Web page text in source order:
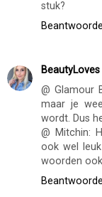
heel leuk
interessant
stuk?
BeautyLoves